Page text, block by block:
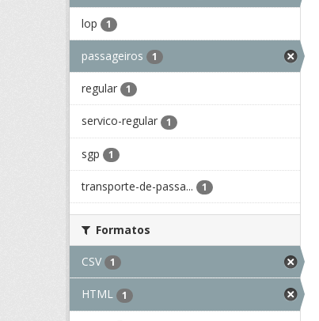
lop 1
passageiros 1
regular 1
servico-regular 1
sgp 1
transporte-de-passa... 1
Formatos
CSV 1
HTML 1